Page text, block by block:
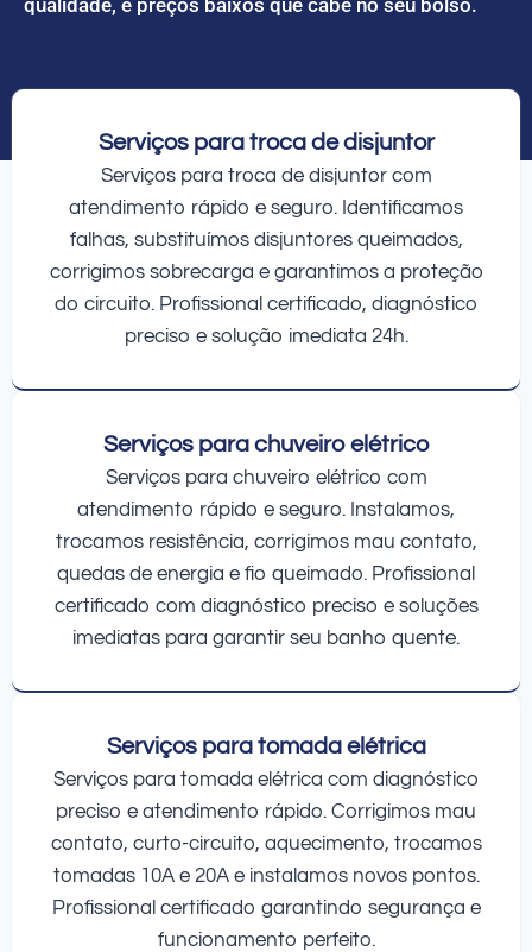
Serviços para troca de disjuntor
Serviços para troca de disjuntor com
atendimento rápido e seguro. Identificamos
falhas, substituímos disjuntores queimados,
corrigimos sobrecarga e garantimos a proteção
do circuito. Profissional certificado, diagnóstico
preciso e solução imediata 24h.
Serviços para chuveiro elétrico
Serviços para chuveiro elétrico com
atendimento rápido e seguro. Instalamos,
trocamos resistência, corrigimos mau contato,
quedas de energia e fio queimado. Profissional
certificado com diagnóstico preciso e soluções
imediatas para garantir seu banho quente.
Serviços para tomada elétrica
Serviços para tomada elétrica com diagnóstico
preciso e atendimento rápido. Corrigimos mau
contato, curto-circuito, aquecimento, trocamos
tomadas 10A e 20A e instalamos novos pontos.
Profissional certificado garantindo segurança e
funcionamento perfeito.